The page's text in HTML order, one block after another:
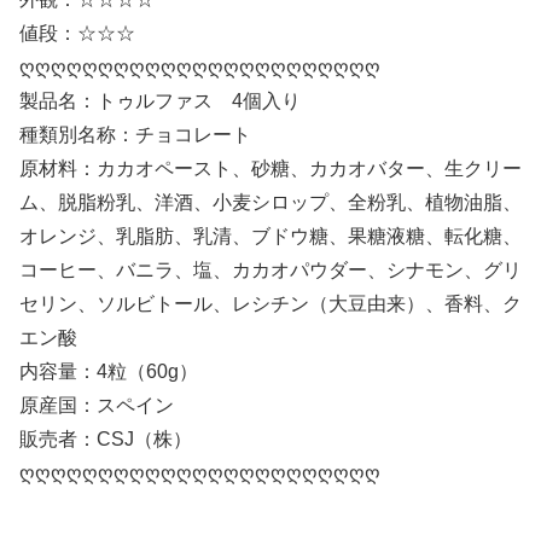
値段：☆☆☆
ღღღღღღღღღღღღღღღღღღღღღღღ
製品名：トゥルファス 4個入り
種類別名称：チョコレート
原材料：カカオペースト、砂糖、カカオバター、生クリー
ム、脱脂粉乳、洋酒、小麦シロップ、全粉乳、植物油脂、
オレンジ、乳脂肪、乳清、ブドウ糖、果糖液糖、転化糖、
コーヒー、バニラ、塩、カカオパウダー、シナモン、グリ
セリン、ソルビトール、レシチン（大豆由来）、香料、ク
エン酸
内容量：4粒（60g）
原産国：スペイン
販売者：CSJ（株）
ღღღღღღღღღღღღღღღღღღღღღღღ